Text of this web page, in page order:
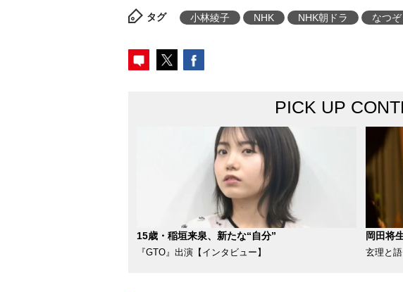
タグ 小林綾子 NHK NHK朝ドラ なつぞ
PICK UP
15歳・稲垣来泉、新たな“自分”
『GTO』出演【インタビュー】
岡田将
玄理と